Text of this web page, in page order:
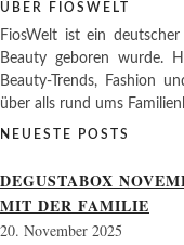
ÜBER FIOSWELT
FiosWelt ist ein
Beauty geboren wurde.
Beauty-Trends, Fashion
über alls rund ums
NEUESTE POSTS
DEGUSTABOX
MIT DER FAMILIE
20. November 2025